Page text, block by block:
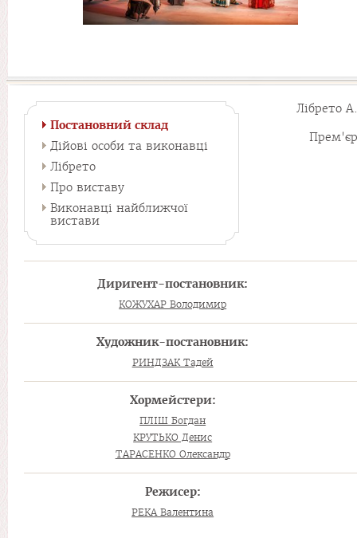
Постановний склад
Дійові особи та виконавці
Лібрето
Про виставу
Виконавці найближчої
вистави
Лібрето
Диригент-постановник:
КОЖУХАР Володимир
Художник-постановник:
РИНДЗАК Тадей
Хормейстери:
ПЛІШ Богдан
КРУТЬКО Денис
ТАРАСЕНКО Олександр
Режисер:
РЕКА Валентина